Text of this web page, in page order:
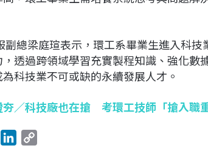
副總梁庭瑄表示，環工系畢業生進入科
，透過跨領域學習充實製程知識、強化數
科技業不可或缺的永續發展人才。
／科技廠也在搶 考環工技師「搶入職重